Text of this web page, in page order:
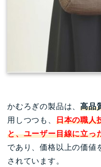
かむろぎの製品は、高品
用しつつも、 日本の職人
と、ユーザー目線に立っ
であり、価格以上の価値
されています。